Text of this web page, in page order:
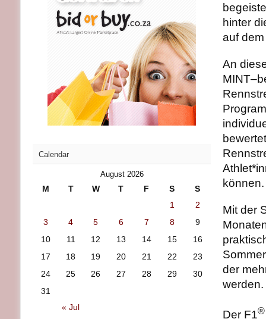
hinter
auf
An
können.
Mit der
der
werden.
Der F1®
Calendar
August 2026
M T W T F S S
« Jul
1
2
3
4 5 6 7 8
9
10
11 12 13 14 15
16
17
18 19 20 21 22
23
24
25 26 27 28 29
30
31